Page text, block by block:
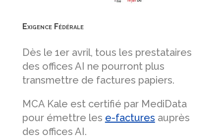
Exigence Fédérale
Dès le 1er avril, tous les prestataires
des offices AI ne pourront plus
transmettre de factures papiers.
MCA Kale est certifié par MediData
pour émettre les e-factures auprès
des offices AI.